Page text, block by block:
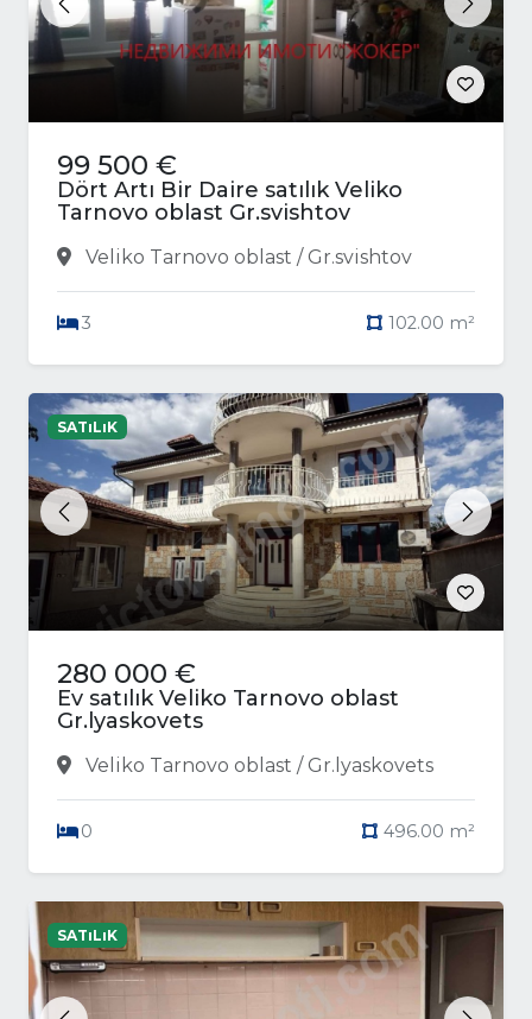
Previous Next
99 500 €
Dört Artı Bir Daire satılık Veliko
Tarnovo oblast Gr.svishtov
Veliko Tarnovo oblast / Gr.svishtov
3 102.00 m²
Previous Next
SATıLıK
280 000 €
Ev satılık Veliko Tarnovo oblast
Gr.lyaskovets
Veliko Tarnovo oblast / Gr.lyaskovets
0 496.00 m²
SATıLıK